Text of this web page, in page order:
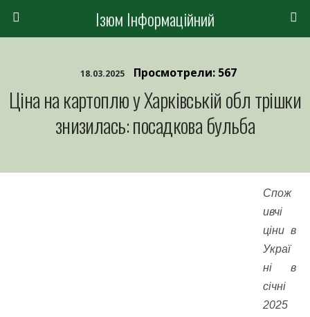
Ізюм Інформаційний
18.03.2025 Просмотрели: 567
Ціна на картоплю у Харківській обл трішки
знизилась: посадкова бульба
Спож
ивчі
ціни в
Украї
ні в
січні
2025